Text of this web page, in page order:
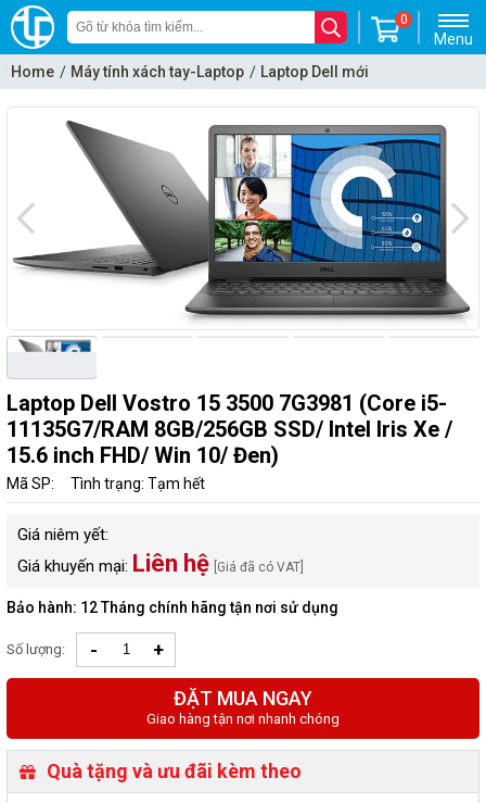
Menu
0
Home Máy tính xách tay-Laptop Laptop Dell mới
Laptop Dell Vostro 15 3500 7G3981 (Core i5-
11135G7/RAM 8GB/256GB SSD/ Intel Iris Xe /
15.6 inch FHD/ Win 10/ Đen)
Mã SP: Tình trạng: Tạm hết
Giá niêm yết:
Giá khuyến mại: Liên hệ [Giá đã có VAT]
Bảo hành: 12 Tháng chính hãng tận nơi sử dụng
Số lượng: - +
ĐẶT MUA NGAY
Giao hàng tận nơi nhanh chóng
Quà tặng và ưu đãi kèm theo